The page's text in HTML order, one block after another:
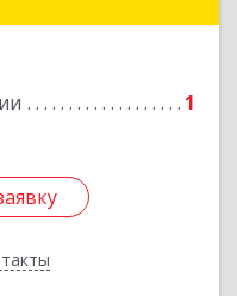
1